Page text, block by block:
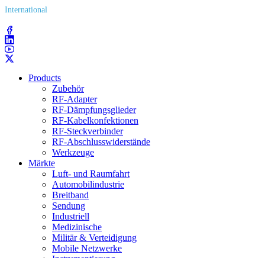
International
Products
Zubehör
RF-Adapter
RF-Dämpfungsglieder
RF-Kabelkonfektionen
RF-Steckverbinder
RF-Abschlusswiderstände
Werkzeuge
Märkte
Luft- und Raumfahrt
Automobilindustrie
Breitband
Sendung
Industriell
Medizinische
Militär & Verteidigung
Mobile Netzwerke